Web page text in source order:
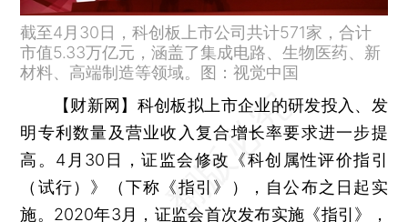
截至4月30日，科创板上市公司共计571家，合计
市值5.33万亿元，涵盖了集成电路、生物医药、新
材料、高端制造等领域。图：视觉中国
【财新网】 科创板拟上市企业的研发投入、发
明专利数量及营业收入复合增长率要求进一步提
高。4月30日，证监会修改《科创属性评价指引
（试行）》（下称《指引》），自公布之日起实
施。2020年3月，证监会首次发布实施《指引》，